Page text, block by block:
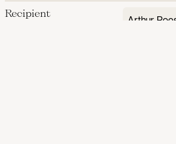
Recipient
Arthur